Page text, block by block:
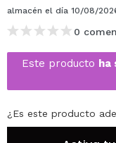
almacén el día 10/08/
0
Este producto ha
¿Es este producto